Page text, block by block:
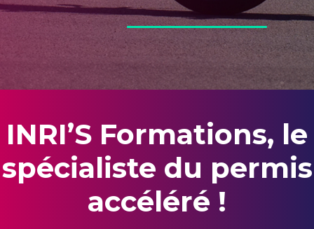
INRI’S Formations, le
spécialiste du permis
accéléré !